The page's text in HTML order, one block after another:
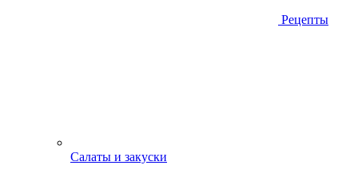
Рецепты
Салаты и закуски